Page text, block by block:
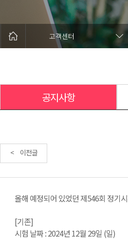
고객센터
공지사항
< 이전글
올해 예정되어 있었던 제546회 정기
[기존]
시험 날짜 : 2024년 12월 29일 (일)